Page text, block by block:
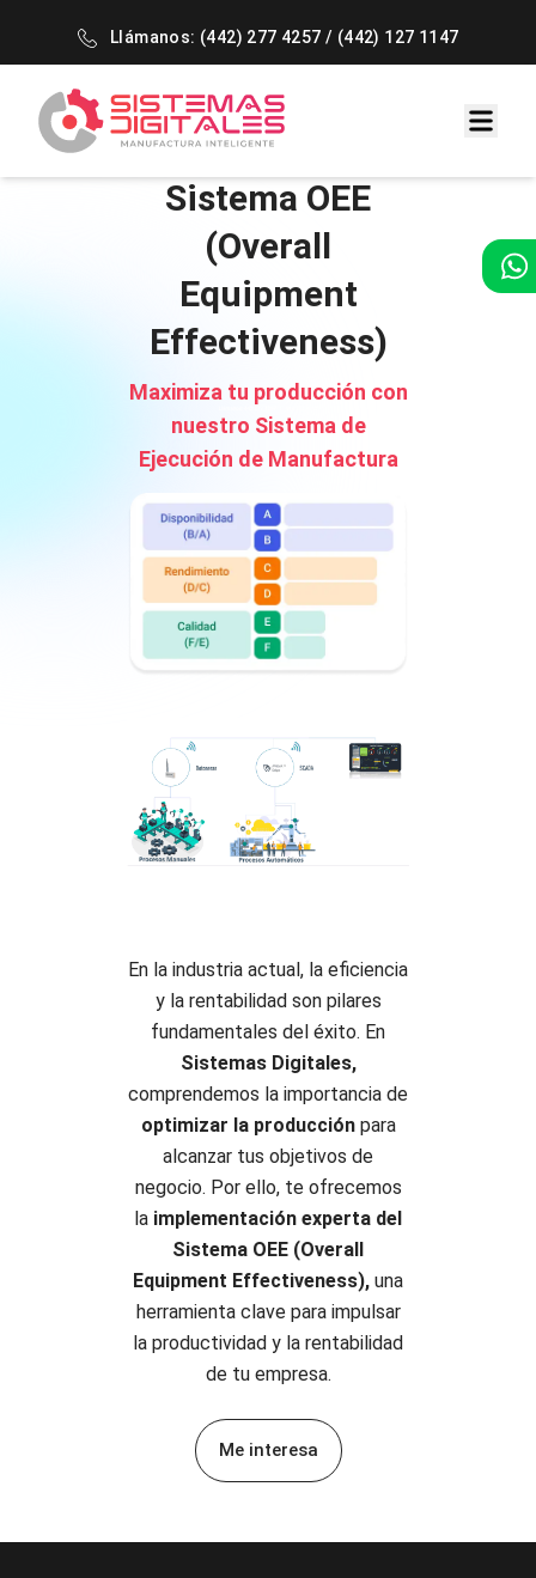
Llámanos: (442) 277 4257 / (442) 127 1147
Sistema OEE
(Overall
Equipment
Effectiveness)
Maximiza tu producción con
nuestro Sistema de
Ejecución de Manufactura
En la industria actual, la eficiencia
y la rentabilidad son pilares
fundamentales del éxito. En
Sistemas Digitales,
comprendemos la importancia de
optimizar la producciónpara
alcanzar tus objetivos de
negocio. Por ello, te ofrecemos
la implementación experta del
Sistema OEE (Overall
Equipment Effectiveness), una
herramienta clave para impulsar
la productividad y la rentabilidad
de tu empresa.
Me interesa